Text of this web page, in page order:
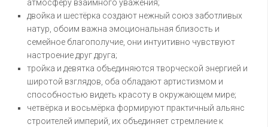
атмосферу взаимного уважения;
двойка и шестёрка создают нежный союз заботливых
натур, обоим важна эмоциональная близость и
семейное благополучие, они интуитивно чувствуют
настроение друг друга;
тройка и девятка объединяются творческой энергией и
широтой взглядов, оба обладают артистизмом и
способностью видеть красоту в окружающем мире;
четвёрка и восьмёрка формируют практичный альянс
строителей империй, их объединяет стремление к